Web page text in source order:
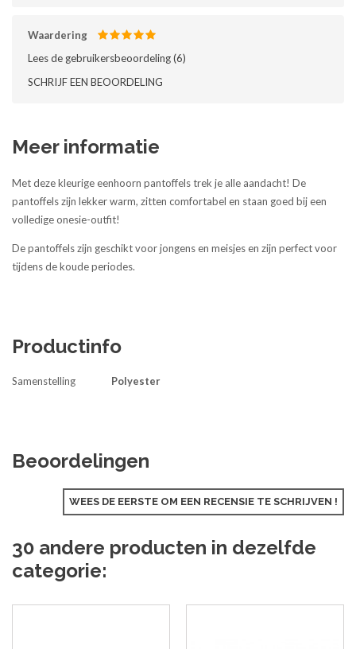
Waardering
Lees de gebruikersbeoordeling (6)‎
SCHRIJF EEN BEOORDELING
Meer informatie
Met deze kleurige eenhoorn pantoffels trek je alle aandacht! De
pantoffels zijn lekker warm, zitten comfortabel en staan goed bij een
volledige onesie-outfit!
De pantoffels zijn geschikt voor jongens en meisjes en zijn perfect voor
tijdens de koude periodes.
Productinfo
Samenstelling Polyester
Beoordelingen
WEES DE EERSTE OM EEN RECENSIE TE SCHRIJVEN !
30 andere producten in dezelfde
categorie: